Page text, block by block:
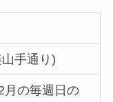
手通り)
月の毎週日の